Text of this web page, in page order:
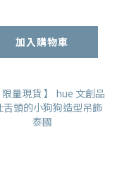
加入購物車